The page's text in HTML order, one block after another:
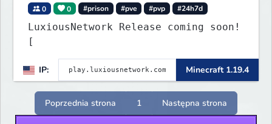
0 0 #prison #pve #pvp #24h7d
LuxiousNetwork Release coming soon!
[
IP: Minecraft 1.19.4
Poprzednia strona 1 Następna strona